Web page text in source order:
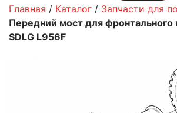
Главная / Каталог / Запчасти для
Передний мост для фронтального
SDLG L956F